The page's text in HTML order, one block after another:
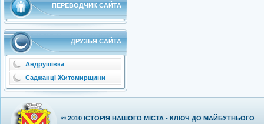
ПЕРЕВОДЧИК САЙТА
ДРУЗЬЯ САЙТА
Андрушівка
Саджанці Житомирщини
© 2010 ІСТОРІЯ НАШОГО МІСТА - КЛЮЧ ДО МАЙБУТНЬОГО